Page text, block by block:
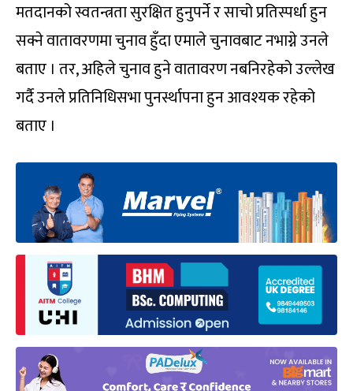
मतदानको स्वतन्त्रता सुरक्षित हुनुपर्ने र साचो प्रतिस्पर्धा हुन
सक्ने वातावरणमा चुनाव हुँदा एमाले चुनावबाट नभाग्ने उनले
बताए । तर, अहिले चुनाव हुने वातावरण नबनिरहेको उल्लेख
गर्दै उनले प्रतिनिधिसभा पुनर्स्थापना हुन आवश्यक रहेको
बताए ।